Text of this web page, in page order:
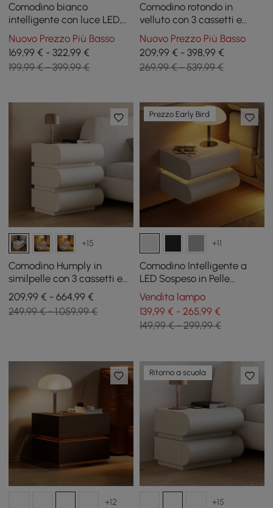
Comodino bianco
intelligente con luce LED,
set di 2
Nuovo Prezzo Più Basso
169,99 € - 322,99 €
199,99 € - 399,99 €
Comodino rotondo in
velluto con 3 cassetti e
piano in pietra sinterizzata,
set da 2
Nuovo Prezzo Più Basso
209,99 € - 398,99 €
269,99 € - 539,99 €
+15
Comodino Humply in
similpelle con 3 cassetti e
stazione di ricarica in
bianco, set da 2
209,99 € - 664,99 €
249,99 € - 1.059,99 €
Prezzo Early Bird
+11
Comodino Intelligente a
LED Sospeso in Pelle
Humply con 2 Cassetti e
Top in Pietra Sinterizzata
Vendita lampo
139,99 € - 265,99 €
149,99 € - 299,99 €
+12
Ritorno a scuola
+15